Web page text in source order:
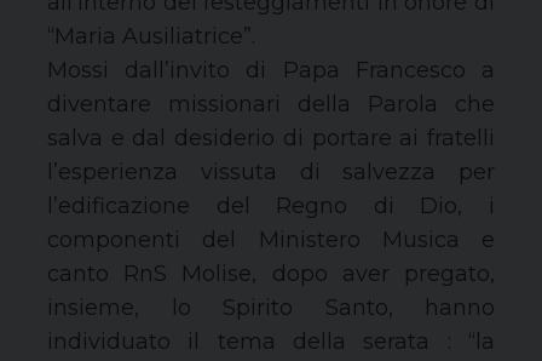
“Maria Ausiliatrice”.
Mossi dall’invito di Papa Francesco a
diventare missionari della Parola che
salva e dal desiderio di portare ai fratelli
l’esperienza vissuta di salvezza per
l’edificazione del Regno di Dio, i
componenti del Ministero Musica e
canto RnS Molise, dopo aver pregato,
insieme, lo Spirito Santo, hanno
individuato il tema della serata : “la